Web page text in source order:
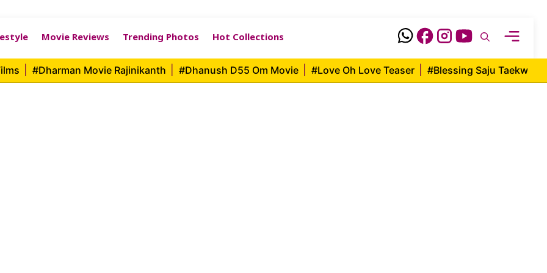
Movie Reviews Trending Photos Hot Collections
#Dharman Movie Rajinikanth #Dhanush D55 Om Movie #Love Oh Love Teaser #Blessing Saju